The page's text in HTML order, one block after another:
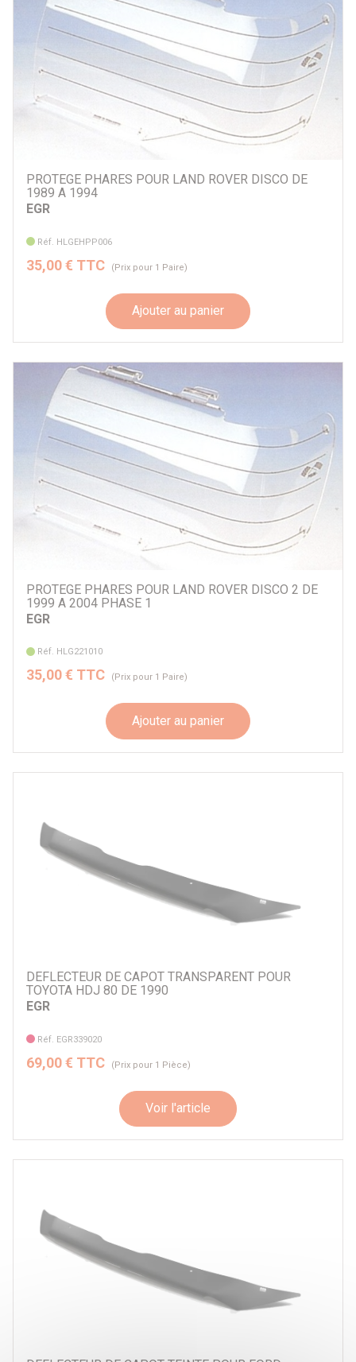
PROTEGE PHARES POUR LAND ROVER DISCO DE
1989 A 1994
EGR
Réf. HLGEHPP006
35,00 € TTC (Prix pour 1 Paire)
Ajouter au panier
PROTEGE PHARES POUR LAND ROVER DISCO 2 DE
1999 A 2004 PHASE 1
EGR
Réf. HLG221010
35,00 € TTC (Prix pour 1 Paire)
Ajouter au panier
DEFLECTEUR DE CAPOT TRANSPARENT POUR
TOYOTA HDJ 80 DE 1990
EGR
Réf. EGR339020
69,00 € TTC (Prix pour 1 Pièce)
Voir l'article